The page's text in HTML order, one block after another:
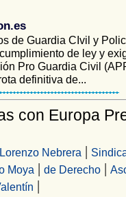
de Guardia CIvil y
de ley y
Pro Guardia Civil
definitiva de...
con Europa
Lorenzo Nebrera |
Moya | de Derecho|
|